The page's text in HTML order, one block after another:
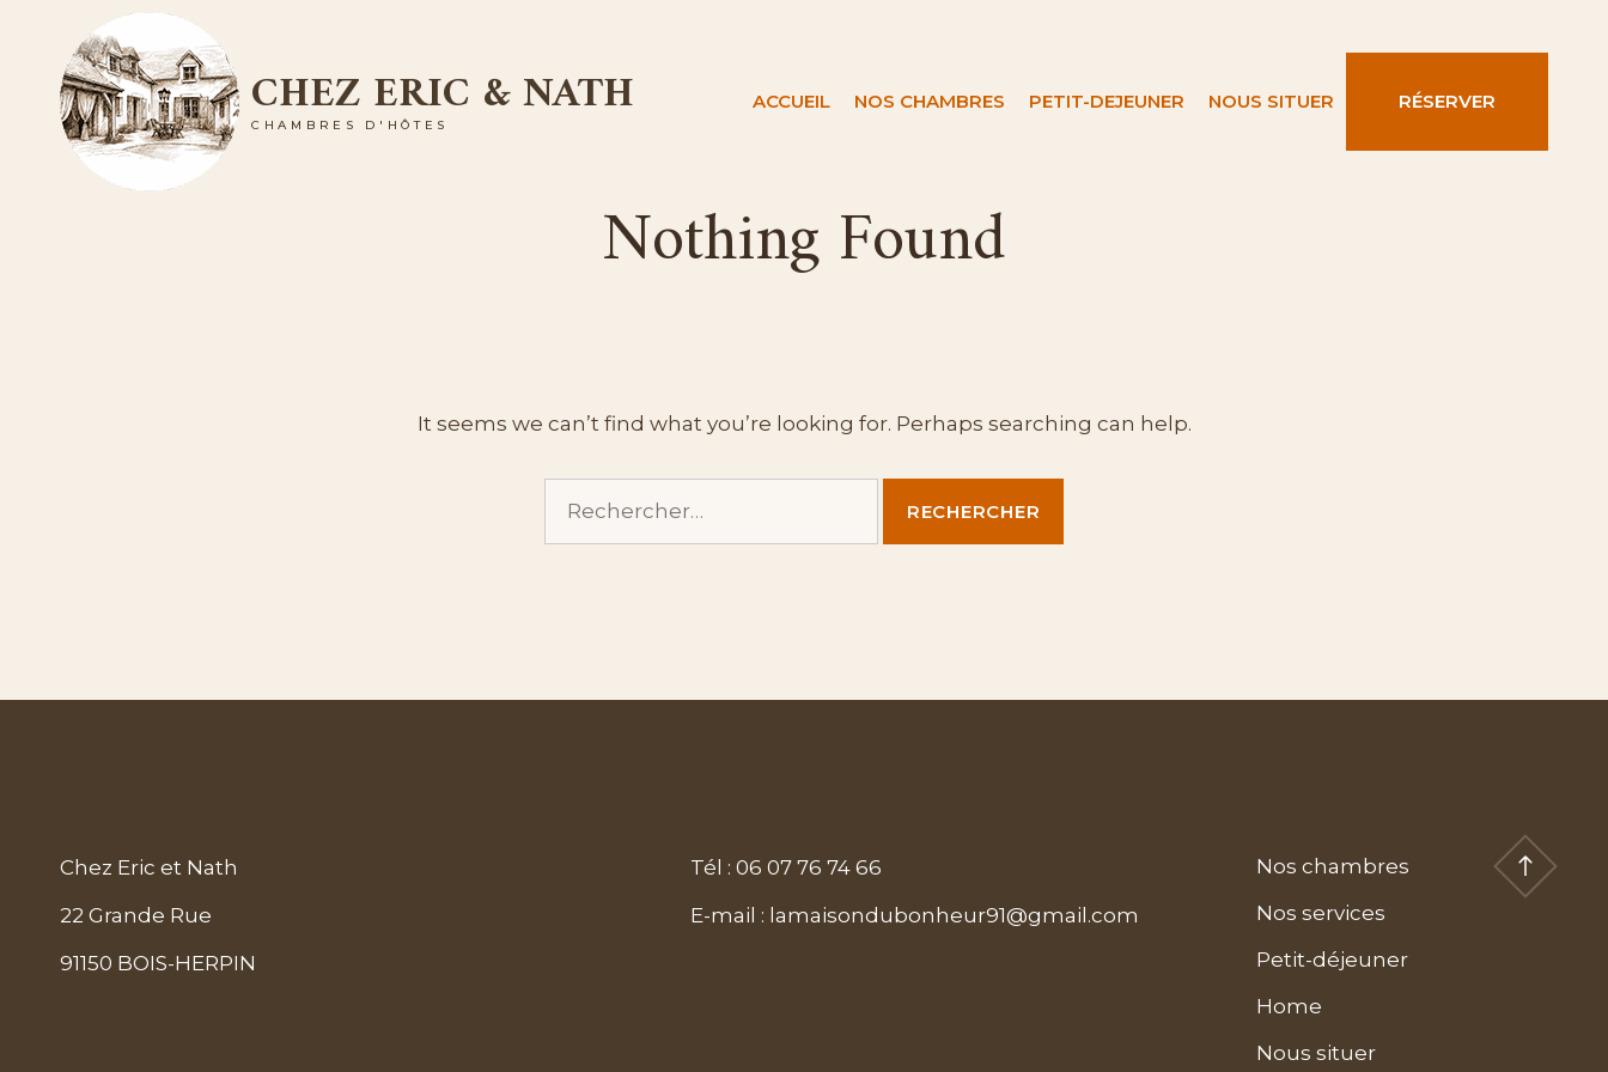
content
CHEZ ERIC & NATH
CHAMBRES D'HÔTES
ACCUEIL NOS CHAMBRES PETIT-DEJEUNER NOUS SITUER RÉSERVER
Nothing Found
It seems we can’t find what you’re looking for. Perhaps searching can help.
Chez Eric et Nath
22 Grande Rue
91150 BOIS-HERPIN
Tél : 06 07 76 74 66
E-mail : lamaisondubonheur91@gmail.com
Nos chambres
Nos services
Petit-déjeuner
Home
Nous situer